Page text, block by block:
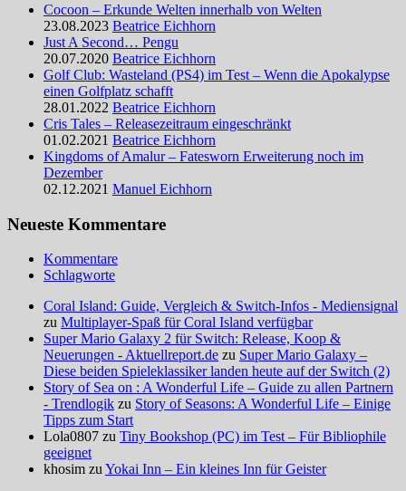
Cocoon – Erkunde Welten innerhalb von Welten
23.08.2023 Beatrice Eichhorn
Just A Second… Pengu
20.07.2020 Beatrice Eichhorn
Golf Club: Wasteland (PS4) im Test – Wenn die Apokalypse
einen Golfplatz schafft
28.01.2022 Beatrice Eichhorn
Cris Tales – Releasezeitraum eingeschränkt
01.02.2021 Beatrice Eichhorn
Kingdoms of Amalur – Fatesworn Erweiterung noch im
Dezember
02.12.2021 Manuel Eichhorn
Neueste Kommentare
Kommentare
Schlagworte
Coral Island: Guide, Vergleich & Switch-Infos - Mediensignal
zu Multiplayer-Spaß für Coral Island verfügbar
Super Mario Galaxy 2 für Switch: Release, Koop &
Neuerungen - Aktuellreport.de zu Super Mario Galaxy –
Diese beiden Spieleklassiker landen heute auf der Switch (2)
Story of Sea on : A Wonderful Life – Guide zu allen Partnern
- Trendlogik zu Story of Seasons: A Wonderful Life – Einige
Tipps zum Start
Lola0807 zu Tiny Bookshop (PC) im Test – Für Bibliophile
geeignet
khosim zuYokai Inn – Ein kleines Inn für Geister